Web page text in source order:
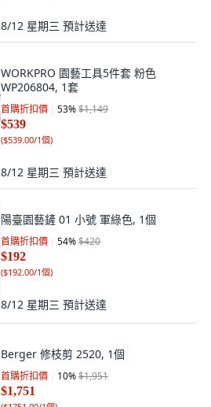
8/12 星期三 預計送達
WORKPRO 園藝工具5件套 粉色
WP206804, 1套
首購折扣價 53%$1,149
$539
($539.00/1個)
8/12 星期三 預計送達
陽臺園藝鏟 01 小號 軍綠色, 1個
首購折扣價 54%$420
$192
($192.00/1個)
8/12 星期三 預計送達
Berger 修枝剪 2520, 1個
首購折扣價 10%$1,951
$1,751